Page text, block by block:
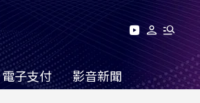
電子支付 影音新聞